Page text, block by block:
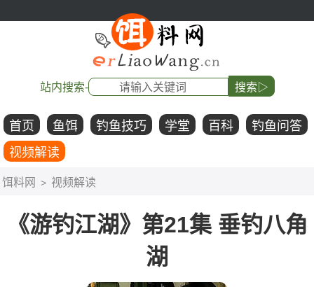
站内搜索- 搜索▷
首页 鱼饵 钓鱼技巧 学堂 百科
钓鱼问答
视频解读
饵料网 > 视频解读
《游钓江湖》第21集 垂钓八角
湖